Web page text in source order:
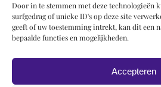
Door in te stemmen met deze technologieën
surfgedrag of unieke ID's op deze site
geeft of uw toestemming intrekt, kan dit een
bepaalde functies en mogelijkheden.
Accepteren